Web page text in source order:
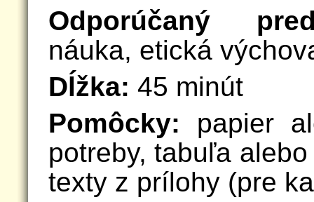
Odporúčaný
náuka, etická
Dĺžka: 45 minút
Pomôcky: papier
potreby, tabuľa
texty z prílohy (pre